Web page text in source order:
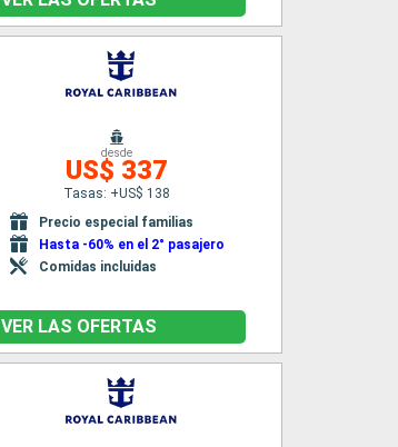
desde
US$ 337
Tasas: +US$ 138
Precio especial familias
Hasta -60% en el 2° pasajero
Comidas incluidas
VER LAS OFERTAS